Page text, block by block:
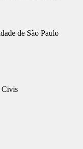
de São Paulo
Civis